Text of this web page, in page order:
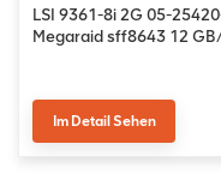
LSI 9361-8i 2G 05-
Megaraid sff8643 12
Im Detail Sehen